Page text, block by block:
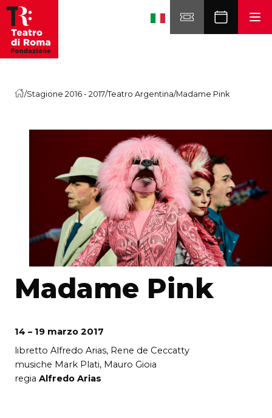
Skip to content
/Stagione 2016 - 2017/Teatro Argentina/Madame Pink
Madame Pink
14 – 19 marzo 2017
libretto Alfredo Arias, Rene de Ceccatty
musiche Mark Plati, Mauro Gioia
regia Alfredo Arias